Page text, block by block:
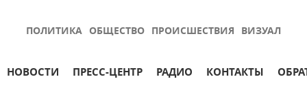
ПОЛИТИКА ОБЩЕСТВО ПРОИСШЕСТВИЯ ВИЗУАЛ
НОВОСТИ ПРЕСС-ЦЕНТР РАДИО КОНТАКТЫ